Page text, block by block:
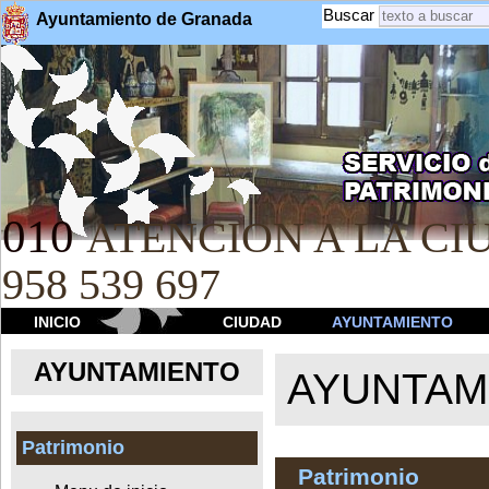
Ayuntamiento de Granada Buscar
010 ATENCION A LA
958 539 697
INICIO CIUDAD AYUNTAMIENTO
AYUNTAMIENTO
Patrimonio
Patrimonio